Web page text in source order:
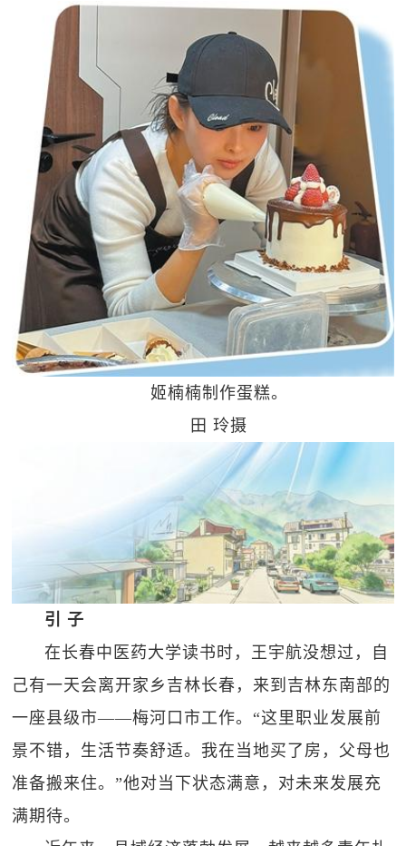
姬楠楠制作蛋糕。
田 玲摄
引 子
在长春中医药大学读书时，王宇航没想过，自
己有一天会离开家乡吉林长春，来到吉林东南部的
一座县级市——梅河口市工作。“这里职业发展前
景不错，生活节奏舒适。我在当地买了房，父母也
准备搬来住。”他对当下状态满意，对未来发展充
满期待。